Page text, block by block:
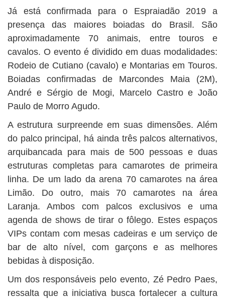
Já está confirmada para o Espraiadão 2019 a
presença das maiores boiadas do Brasil. São
aproximadamente 70 animais, entre touros e
cavalos. O evento é dividido em duas modalidades:
Rodeio de Cutiano (cavalo) e Montarias em Touros.
Boiadas confirmadas de Marcondes Maia (2M),
André e Sérgio de Mogi, Marcelo Castro e João
Paulo de Morro Agudo.
A estrutura surpreende em suas dimensões. Além
do palco principal, há ainda três palcos alternativos,
arquibancada para mais de 500 pessoas e duas
estruturas completas para camarotes de primeira
linha. De um lado da arena 70 camarotes na área
Limão. Do outro, mais 70 camarotes na área
Laranja. Ambos com palcos exclusivos e uma
agenda de shows de tirar o fôlego. Estes espaços
VIPs contam com mesas cadeiras e um serviço de
bar de alto nível, com garçons e as melhores
bebidas à disposição.
Um dos responsáveis pelo evento, Zé Pedro Paes,
ressalta que a iniciativa busca fortalecer a cultura